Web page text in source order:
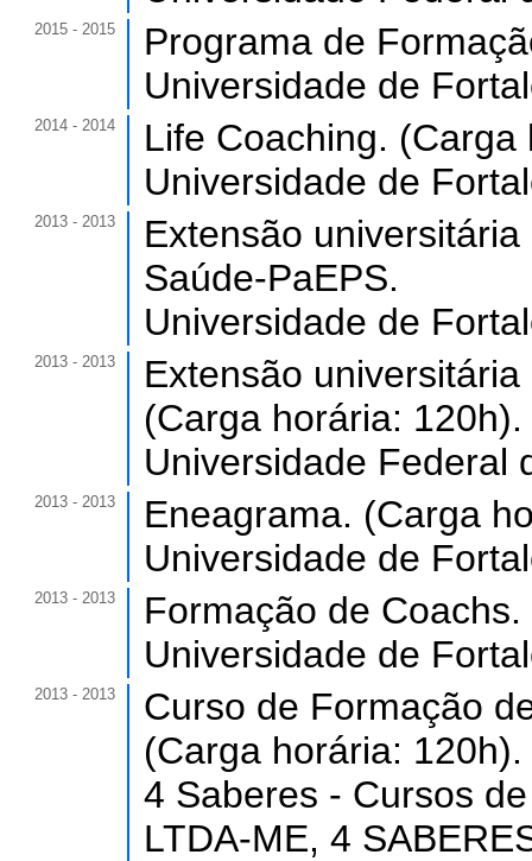
2015 - 2015
Programa de
Universidade de
2014 - 2014
Life Coaching.
Universidade de
2013 - 2013
Extensão
Saúde-PaEPS.
Universidade de
2013 - 2013
Extensão
(Carga horária: 120h).
Universidade Federal
2013 - 2013
Eneagrama. (Carga
Universidade de
2013 - 2013
Formação de
Universidade de
2013 - 2013
Curso de Formação
(Carga horária: 120h).
4 Saberes - Cursos
LTDA-ME, 4